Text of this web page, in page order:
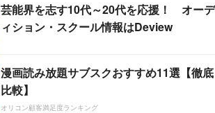
芸能界を志す10代～20代を応援！ オーデ
ィション・スクール情報はDeview
漫画読み放題サブスクおすすめ11選【徹底
比較】
オリコン顧客満足度ランキング